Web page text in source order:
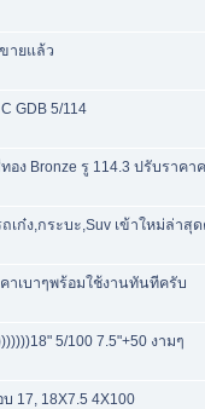
ายแล้ว
GDB 5/114
อง Bronze รู 114.3 ปรับราคา
เก๋ง,กระบะ,Suv เข้าใหม่ล่าสุ
าเบาๆพร้อมใช้งานทันทีครับ
5/100 7.5"+50 งามๆ
17, 18X7.5 4X100